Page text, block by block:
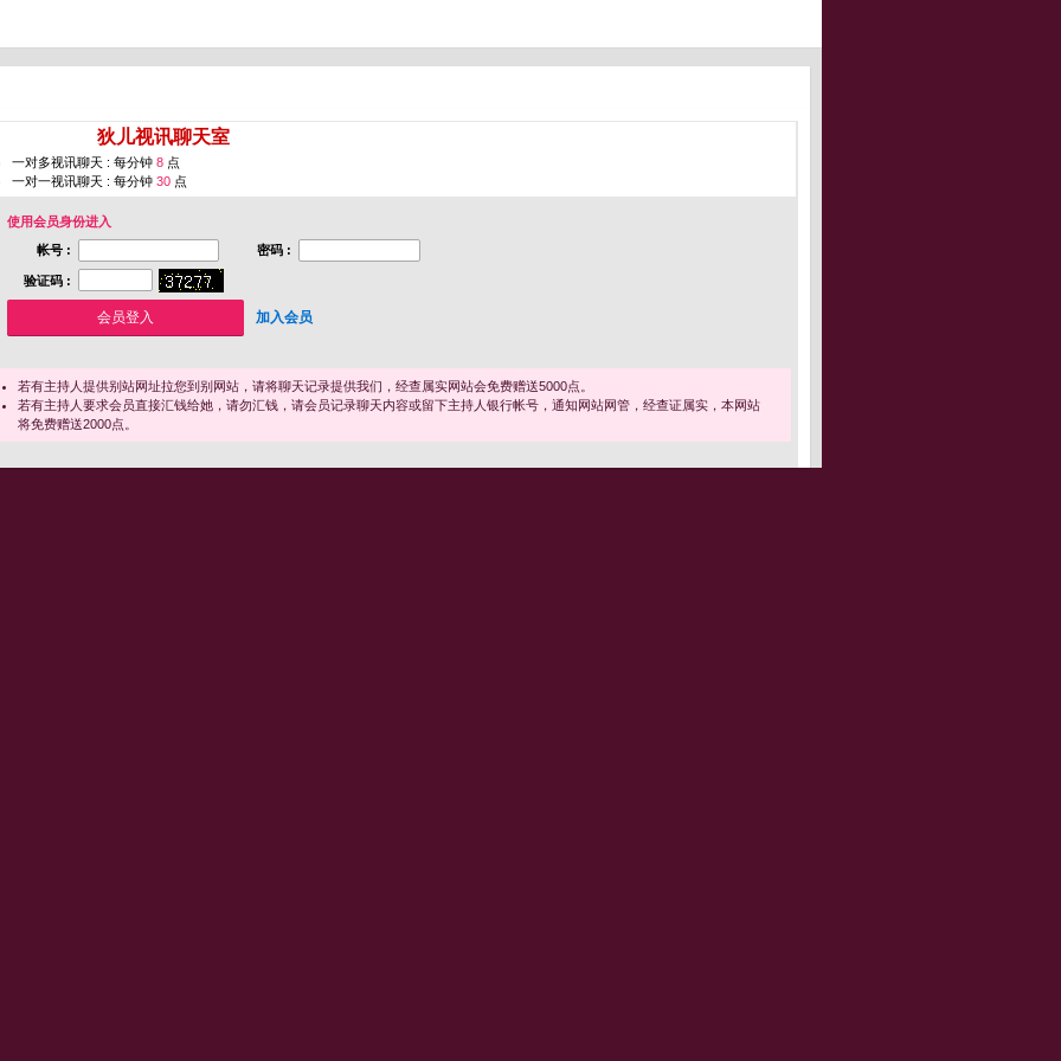
狄儿视讯聊天室
一对多视讯聊天 : 每分钟 8 点
一对一视讯聊天 : 每分钟 30 点
使用会员身份进入
帐号 :
密码 :
验证码 :
加入会员
若有主持人提供别站网址拉您到别网站，请将聊天记录提供我们，经查属实网站会免费赠送5000点。
若有主持人要求会员直接汇钱给她，请勿汇钱，请会员记录聊天内容或留下主持人银行帐号，通知网站网管，经查证属实，本网站
将免费赠送2000点。